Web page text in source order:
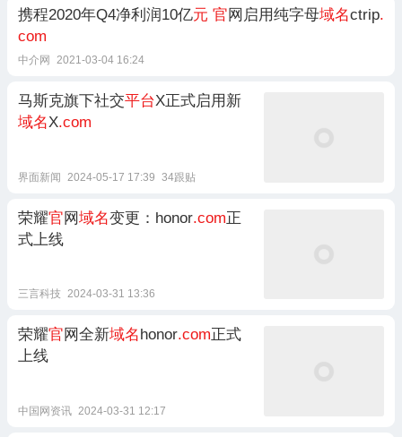
携程2020年Q4净利润10亿元 官网启用纯字母域名ctrip.
com
中介网 2021-03-04 16:24
马斯克旗下社交平台X正式启用新
域名X.com
界面新闻 2024-05-17 17:39 34跟贴
荣耀官网域名变更：honor.com正
式上线
三言科技 2024-03-31 13:36
荣耀官网全新域名 honor.com 正式
上线
中国网资讯 2024-03-31 12:17